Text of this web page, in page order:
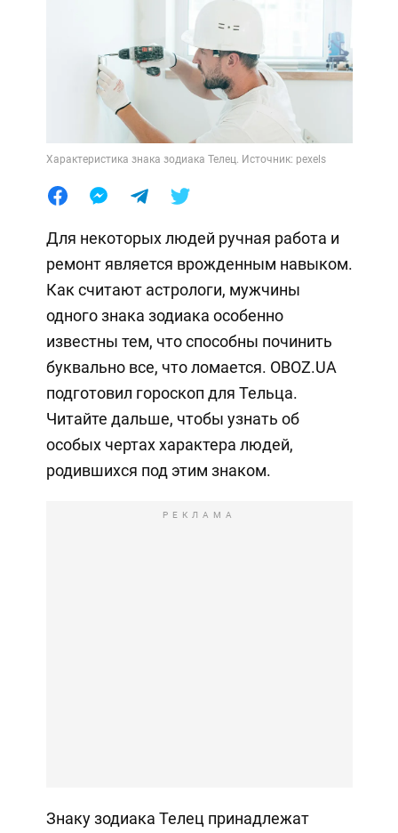
Характеристика знака зодиака Телец. Источник: pexels
Для некоторых людей ручная работа и
ремонт является врожденным навыком.
Как считают астрологи, мужчины
одного знака зодиака особенно
известны тем, что способны починить
буквально все, что ломается. OBOZ.UA
подготовил гороскоп для Тельца.
Читайте дальше, чтобы узнать об
особых чертах характера людей,
родившихся под этим знаком.
РЕКЛАМА
Знаку зодиака Телец принадлежат